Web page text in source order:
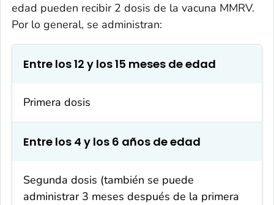
edad pueden recibir 2 dosis de la vacuna MMRV.
Por lo general, se administran:
Entre los 12 y los 15 meses de edad
Primera dosis
Entre los 4 y los 6 años de edad
Segunda dosis (también se puede
administrar 3 meses después de la primera